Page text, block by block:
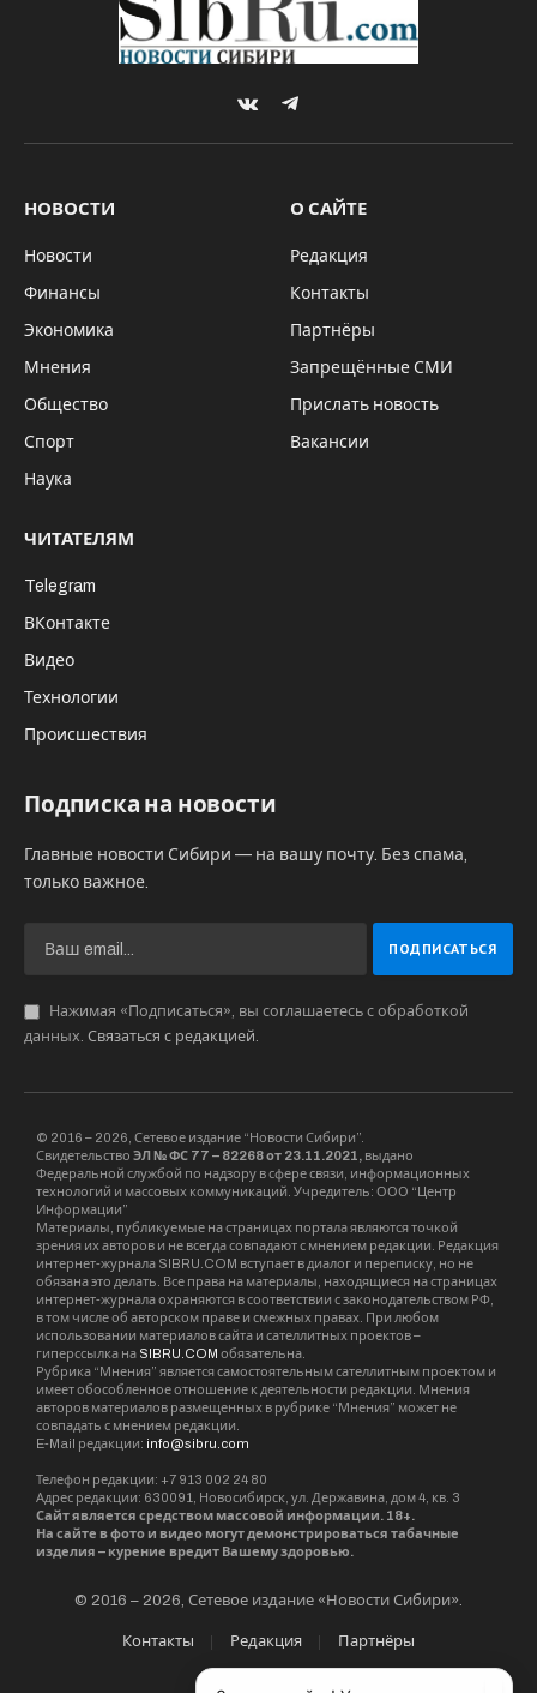
VKontakteTelegram
НОВОСТИ
Новости
Финансы
Экономика
Мнения
Общество
Спорт
Наука
О САЙТЕ
Редакция
Контакты
Партнёры
Запрещённые СМИ
Прислать новость
Вакансии
ЧИТАТЕЛЯМ
Telegram
ВКонтакте
Видео
Технологии
Происшествия
Подписка на новости
Главные новости Сибири — на вашу почту. Без спама,
только важное.
Нажимая «Подписаться», вы соглашаетесь с обработкой
данных. Связаться с редакцией.
© 2016 – 2026, Сетевое издание “Новости Сибири”.
Свидетельство ЭЛ № ФС 77 – 82268 от 23.11.2021, выдано
Федеральной службой по надзору в сфере связи, информационных
технологий и массовых коммуникаций. Учредитель: ООО “Центр
Информации”
Материалы, публикуемые на страницах портала являются точкой
зрения их авторов и не всегда совпадают с мнением редакции. Редакция
интернет-журнала SIBRU.COM вступает в диалог и переписку, но не
обязана это делать. Все права на материалы, находящиеся на страницах
интернет-журнала охраняются в соответствии с законодательством РФ,
в том числе об авторском праве и смежных правах. При любом
использовании материалов сайта и сателлитных проектов –
гиперссылка на SIBRU.COM обязательна.
Рубрика “Мнения” является самостоятельным сателлитным проектом и
имеет обособленное отношение к деятельности редакции. Мнения
авторов материалов размещенных в рубрике “Мнения” может не
совпадать с мнением редакции.
E-Mail редакции: info@sibru.com
Телефон редакции: +7 913 002 24 80
Адрес редакции: 630091, Новосибирск, ул. Державина, дом 4, кв. 3
Сайт является средством массовой информации. 18+.
На сайте в фото и видео могут демонстрироваться табачные
изделия – курение вредит Вашему здоровью.
© 2016 – 2026, Сетевое издание «Новости Сибири».
Контакты Редакция Партнёры